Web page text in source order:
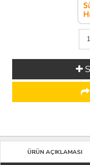
ÜRÜN AÇIKLAMASI